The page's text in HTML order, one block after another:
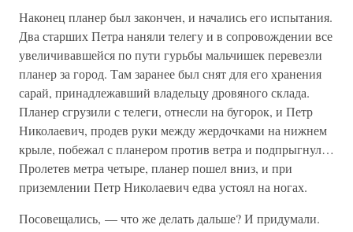
Наконец планер был закончен, и начались его испытания.
Два старших Петра наняли телегу и в сопровождении все
увеличивавшейся по пути гурьбы мальчишек перевезли
планер за город. Там заранее был снят для его хранения
сарай, принадлежавший владельцу дровяного склада.
Планер сгрузили с телеги, отнесли на бугорок, и Петр
Николаевич, продев руки между жердочками на нижнем
крыле, побежал с планером против ветра и подпрыгнул…
Пролетев метра четыре, планер пошел вниз, и при
приземлении Петр Николаевич едва устоял на ногах.
Посовещались, — что же делать дальше? И придумали.